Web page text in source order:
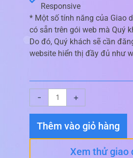
Responsive
* Một số tính năng của Giao
có sẵn trên gói web mà Quý
Do đó, Quý khách sẽ cần
website hiển thị đầy đủ như
-
diện
Luật
Sư
+
Thêm vào giỏ hàng
Xem thử giao